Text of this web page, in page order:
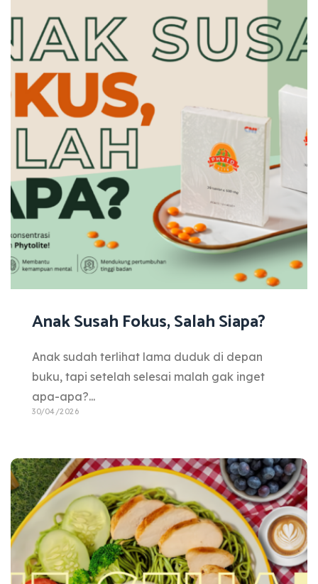
Anak Susah Fokus, Salah Siapa?
Anak sudah terlihat lama duduk di depan
buku, tapi setelah selesai malah gak inget
apa-apa?...
30/04/2026